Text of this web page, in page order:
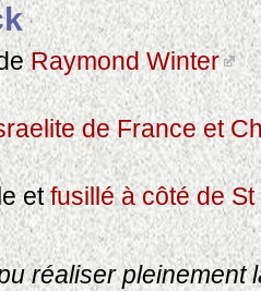
Raymond Winter
de France et
etfusillé à côté de
réaliser pleinement